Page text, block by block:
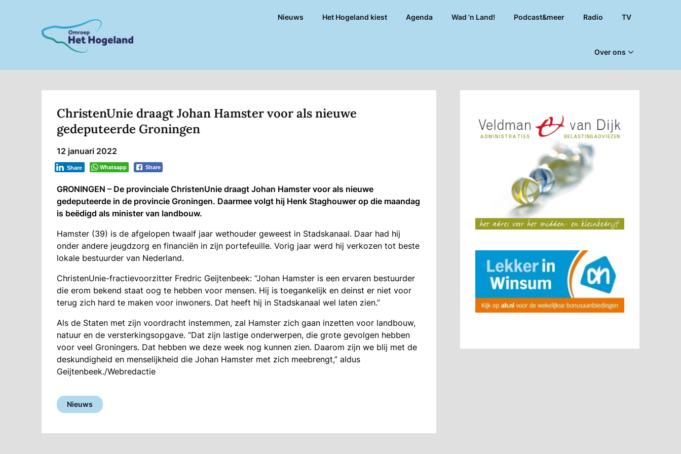
Nieuws Het Hogeland kiest Agenda Wad ’n Land! Podcast&meer Radio TV
Over ons
ChristenUnie draagt Johan Hamster voor als nieuwe
gedeputeerde Groningen
12 januari 2022
Whatsapp Share
Share
GRONINGEN – De provinciale ChristenUnie draagt Johan Hamster voor als nieuwe
gedeputeerde in de provincie Groningen. Daarmee volgt hij Henk Staghouwer op die maandag
is beëdigd als minister van landbouw.
Hamster (39) is de afgelopen twaalf jaar wethouder geweest in Stadskanaal. Daar had hij
onder andere jeugdzorg en financiën in zijn portefeuille. Vorig jaar werd hij verkozen tot beste
lokale bestuurder van Nederland.
ChristenUnie-fractievoorzitter Fredric Geijtenbeek: “Johan Hamster is een ervaren bestuurder
die erom bekend staat oog te hebben voor mensen. Hij is toegankelijk en deinst er niet voor
terug zich hard te maken voor inwoners. Dat heeft hij in Stadskanaal wel laten zien.”
Als de Staten met zijn voordracht instemmen, zal Hamster zich gaan inzetten voor landbouw,
natuur en de versterkingsopgave. “Dat zijn lastige onderwerpen, die grote gevolgen hebben
voor veel Groningers. Dat hebben we deze week nog kunnen zien. Daarom zijn we blij met de
deskundigheid en menselijkheid die Johan Hamster met zich meebrengt,” aldus
Geijtenbeek./Webredactie
Nieuws